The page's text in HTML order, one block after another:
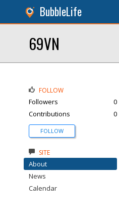
BubbleLife
69VN
FOLLOW
Followers
0
Contributions
0
FOLLOW
SITE
About
News
Calendar